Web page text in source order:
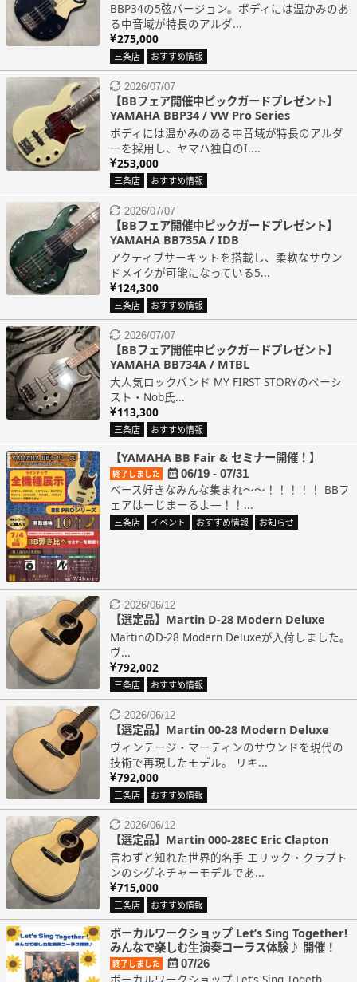
BBP34の5弦バージョン。ボディには温かみのあ
る中音域が特長のアルダ...
275,000
三条店 おすすめ情報
2026/07/07
【BBフェア開催中ピックガードプレゼント】
YAMAHA BBP34 / VW Pro Series
ボディには温かみのある中音域が特長のアルダ
ーを採用し、ヤマハ独自のI....
253,000
三条店 おすすめ情報
2026/07/07
【BBフェア開催中ピックガードプレゼント】
YAMAHA BB735A / IDB
アクティブサーキットを搭載し、柔軟なサウン
ドメイクが可能になっている5...
124,300
三条店 おすすめ情報
2026/07/07
【BBフェア開催中ピックガードプレゼント】
YAMAHA BB734A / MTBL
大人気ロックバンド MY FIRST STORYのベーシ
スト・Nob氏...
113,300
三条店 おすすめ情報
【YAMAHA BB Fair & セミナー開催！】
終了しました 06/19 - 07/31
ベース好きなみんな集まれ～～！！！！！ BBフ
ェアはーじまーるよ―！！...
三条店 イベント おすすめ情報 お知らせ
2026/06/12
【選定品】Martin D-28 Modern Deluxe
MartinのD-28 Modern Deluxeが入荷しました。
ヴ...
792,002
三条店 おすすめ情報
2026/06/12
【選定品】Martin 00-28 Modern Deluxe
ヴィンテージ・マーティンのサウンドを現代の
技術で再現したモデル。 リキ...
792,000
三条店 おすすめ情報
2026/06/12
【選定品】Martin 000-28EC Eric Clapton
言わずと知れた世界的名手 エリック・クラプト
ンのシグネチャーモデルであ...
715,000
三条店 おすすめ情報
ボーカルワークショップ Let’s Sing Together!
みんなで楽しむ生演奏コーラス体験♪ 開催！
終了しました 07/26